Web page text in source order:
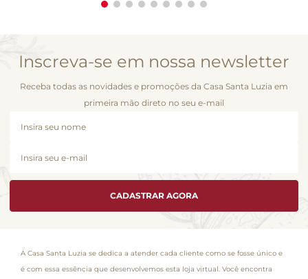
Inscreva-se em nossa newsletter
Receba todas as novidades e promoções da Casa Santa Luzia em
primeira mão direto no seu e-mail
CADASTRAR AGORA
A Casa Santa Luzia se dedica a atender cada cliente como se fosse único e
é com essa essência que desenvolvemos esta loja virtual. Você encontra